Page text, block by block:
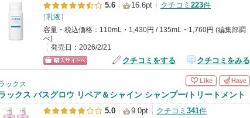
5.6 16.6pt クチコミ 223件
[乳液]
容量・税込価格：110mL・1,430円 / 135mL・1,760円 (編集部調
べ)
発売日：2026/2/21
ショッピン
クチコミをする クチコミをみる
ックス
ックス バスグロウ リペア＆シャイン シャンプー/トリートメント
Like Have
5.0 9.0pt クチコミ 341件